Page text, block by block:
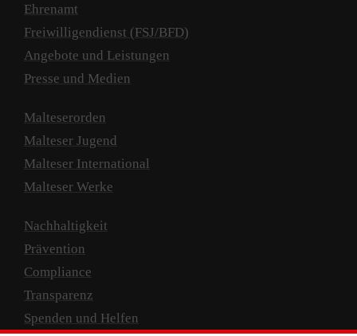
Ehrenamt
Freiwilligendienst (FSJ/BFD)
Angebote und Leistungen
Presse und Medien
Malteserorden
Malteser Jugend
Malteser International
Malteser Werke
Nachhaltigkeit
Prävention
Compliance
Transparenz
Spenden und Helfen